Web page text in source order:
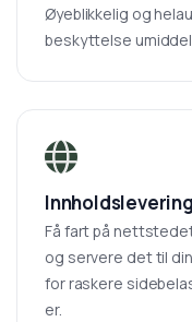
Øyeblikkelig og
beskyttelse
Få fart på
og servere det til
for raskere
er.